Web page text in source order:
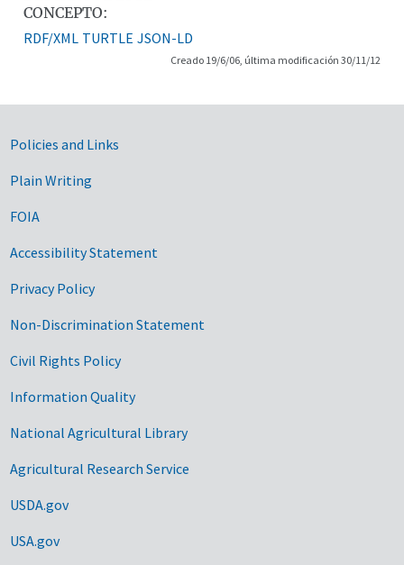
CONCEPTO:
RDF/XML TURTLE JSON-LD
Creado 19/6/06, última modificación 30/11/12
Government Links
Policies and Links
Plain Writing
FOIA
Accessibility Statement
Privacy Policy
Non-Discrimination Statement
Civil Rights Policy
Information Quality
National Agricultural Library
Agricultural Research Service
USDA.gov
USA.gov